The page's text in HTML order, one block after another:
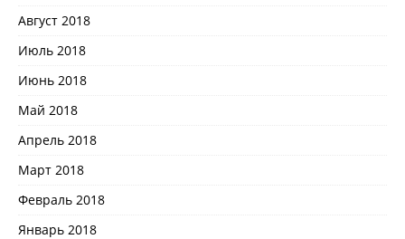
Август 2018
Июль 2018
Июнь 2018
Май 2018
Апрель 2018
Март 2018
Февраль 2018
Январь 2018